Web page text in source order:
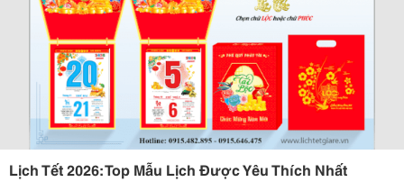
Lịch Tết 2026: Top Mẫu Lịch Được Yêu Thích Nhất